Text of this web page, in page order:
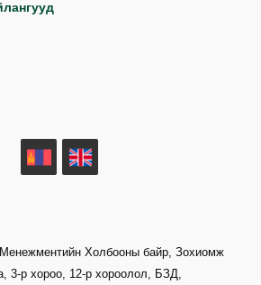
MN
Холбооны байр, Зохиомж
3-р хороо, 12-р хороолол, БЗД,